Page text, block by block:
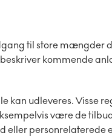
til store mængder
kommende
kan udleveres. Visse
være de
eller personrelaterede